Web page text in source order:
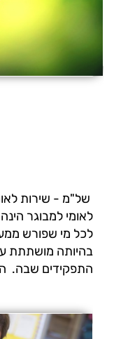
 של"מ - שירות
לאומי למבוגר
לכל מי שפורש
בהיותה מושתתת
התפקידים שבה. 